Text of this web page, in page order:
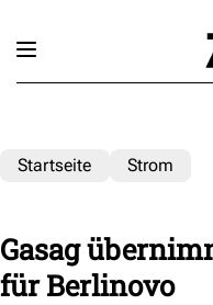
Startseite Strom
Gasag
für Berlinovo